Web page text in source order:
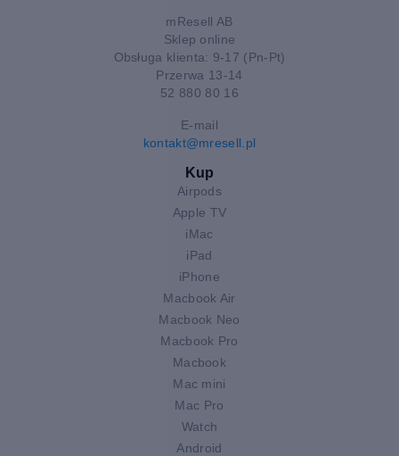
mResell AB
Sklep online
Obsługa klienta: 9-17 (Pn-Pt)
Przerwa 13-14
52 880 80 16
E-mail
kontakt@mresell.pl
Kup
Airpods
Apple TV
iMac
iPad
iPhone
Macbook Air
Macbook Neo
Macbook Pro
Macbook
Mac mini
Mac Pro
Watch
Android